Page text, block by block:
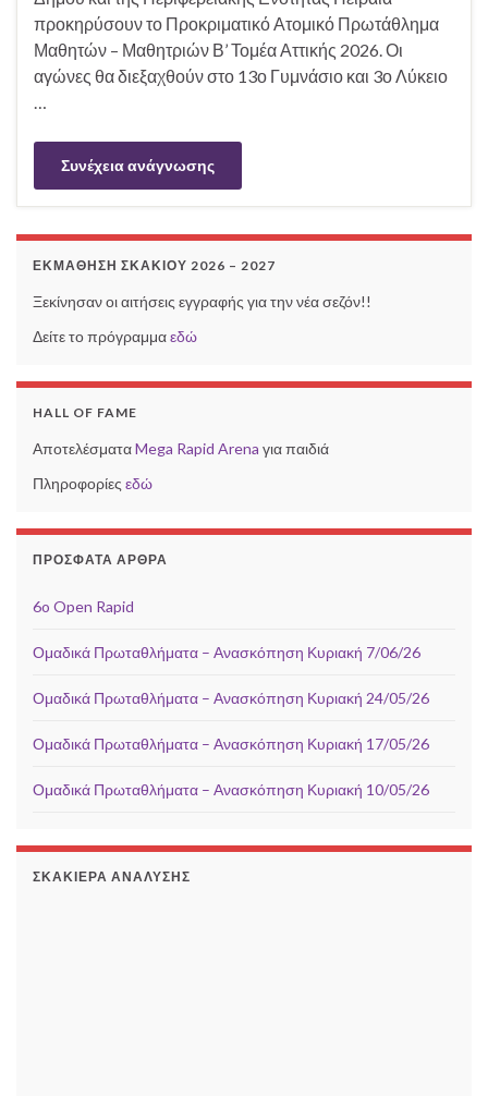
προκηρύσουν το Προκριματικό Ατομικό Πρωτάθλημα
Μαθητών – Μαθητριών Β’ Τομέα Αττικής 2026. Οι
αγώνες θα διεξαχθούν στο 13ο Γυμνάσιο και 3ο Λύκειο
…
Συνέχεια ανάγνωσης
ΕΚΜΆΘΗΣΗ ΣΚΑΚΙΟΎ 2026 – 2027
Ξεκίνησαν οι αιτήσεις εγγραφής για την νέα σεζόν!!
Δείτε το πρόγραμμαεδώ
HALL OF FAME
ΑποτελέσματαMega Rapid Arena για παιδιά
Πληροφορίες εδώ
ΠΡΌΣΦΑΤΑ ΆΡΘΡΑ
6o Open Rapid
Ομαδικά Πρωταθλήματα – Ανασκόπηση Κυριακή 7/06/26
Ομαδικά Πρωταθλήματα – Ανασκόπηση Κυριακή 24/05/26
Ομαδικά Πρωταθλήματα – Ανασκόπηση Κυριακή 17/05/26
Ομαδικά Πρωταθλήματα – Ανασκόπηση Κυριακή 10/05/26
ΣΚΑΚΙΈΡΑ ΑΝΆΛΥΣΗΣ